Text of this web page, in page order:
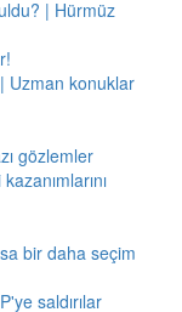
| Hürmüz
Uzman konuklar
gözlemler
bir daha seçim
saldırılar